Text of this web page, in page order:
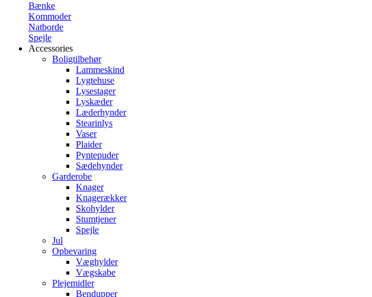
Bænke
Kommoder
Natborde
Spejle
Accessories
Boligtilbehør
Lammeskind
Lygtehuse
Lysestager
Lyskæder
Læderhynder
Stearinlys
Vaser
Plaider
Pyntepuder
Sædehynder
Garderobe
Knager
Knagerækker
Skohylder
Stumtjener
Spejle
Jul
Opbevaring
Væghylder
Vægskabe
Plejemidler
Bendupper